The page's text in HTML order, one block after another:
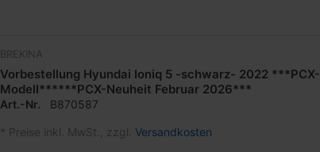
BREKINA
Vorbestellung Hyundai Ioniq 5 -schwarz- 2022 ***PCX-
Modell******PCX-Neuheit Februar 2026***
Art.-Nr. B870587
* Preise inkl. MwSt., zzgl. Versandkosten